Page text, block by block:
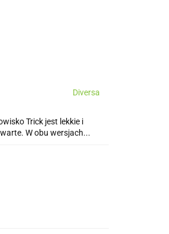
Diversa
Trick jest lekkie i
W obu wersjach...